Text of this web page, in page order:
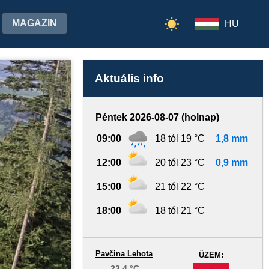
MAGAZIN HU
Aktuális info
Péntek 2026-08-07 (holnap)
09:00 18 tól 19 °C 1,8 mm
12:00 20 tól 23 °C 0,9 mm
15:00 21 tól 22 °C
18:00 18 tól 21 °C
ŰZEM:
Pavčina Lehota